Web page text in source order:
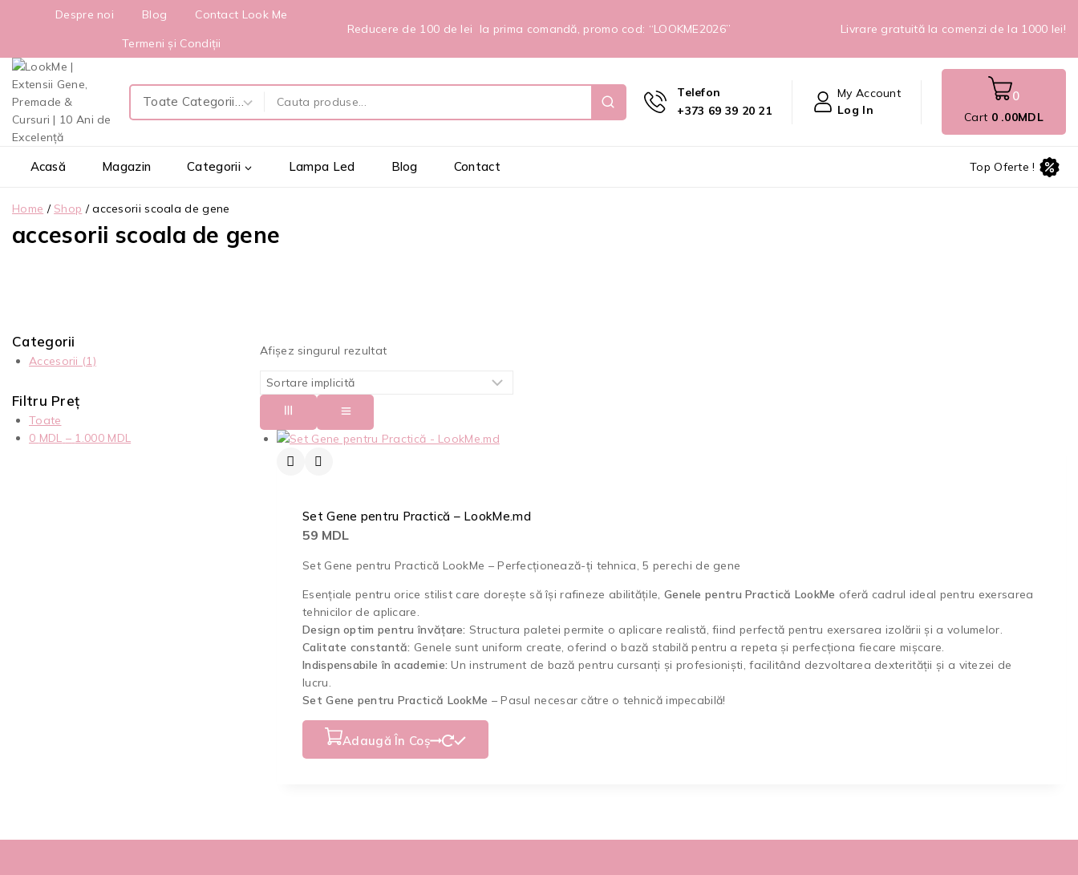
Despre noi Blog
Contact Look Me
Termeni și Condiții
Reducere de 100 de lei la prima comandă, promo cod: “LOOKME2026” Livrare gratuită la comenzi de la 1000 lei!
Telefon
+373 69 39 20 21
My Account
Log In
0
Cart 0 .00MDL
Acasă Magazin Categorii Lampa Led Blog Contact Top Oferte !
Home / Shop / accesorii scoala de gene
accesorii scoala de gene
Afișez singurul rezultat
Set Gene pentru Practică – LookMe.md
59 MDL
Set Gene pentru Practică LookMe – Perfecționează-ți tehnica, 5 perechi de gene
Esențiale pentru orice stilist care dorește să își rafineze abilitățile, Genele pentru Practică LookMe oferă cadrul ideal pentru exersarea
tehnicilor de aplicare.
Design optim pentru învățare: Structura paletei permite o aplicare realistă, fiind perfectă pentru exersarea izolării și a volumelor.
Calitate constantă: Genele sunt uniform create, oferind o bază stabilă pentru a repeta și perfecționa fiecare mișcare.
Indispensabile în academie: Un instrument de bază pentru cursanți și profesioniști, facilitând dezvoltarea dexterității și a vitezei de
lucru.
Set Gene pentru Practică LookMe – Pasul necesar către o tehnică impecabilă!
Adaugă În Coș
Categorii
Accesorii (1)
Filtru Preț
Toate
0 MDL – 1.000 MDL